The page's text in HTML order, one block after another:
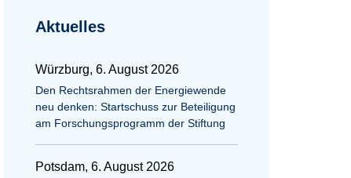
Aktuelles
Würzburg, 6. August 2026
Den Rechtsrahmen der Energiewende
neu denken: Startschuss zur Beteiligung
am Forschungsprogramm der Stiftung
Potsdam, 6. August 2026